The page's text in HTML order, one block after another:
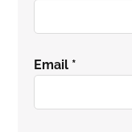
Email *